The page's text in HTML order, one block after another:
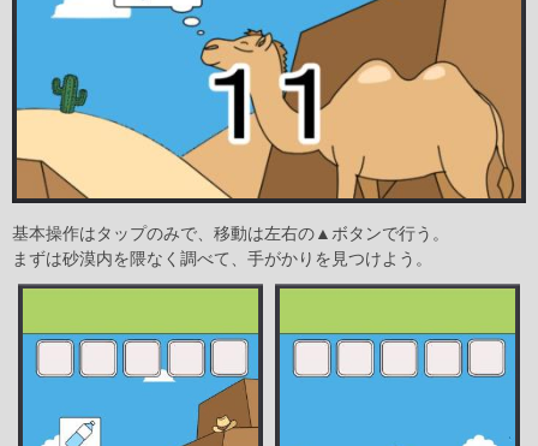
基本操作はタップのみで、移動は左右の▲ボタンで行う。
まずは砂漠内を隈なく調べて、手がかりを見つけよう。